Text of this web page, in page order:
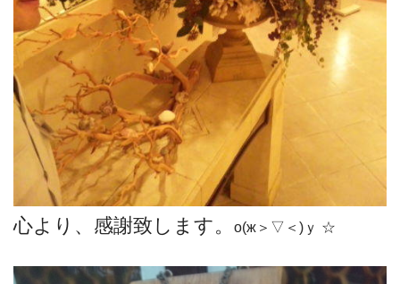
心より、感謝致します。 о(ж＞▽＜)ｙ ☆